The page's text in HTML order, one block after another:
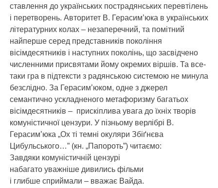
ставлення до українських пострадянських перевтілень
і перетворень. Авторитет В. Герасим’юка в українських
літературних колах – незаперечний, та помітний
найперше серед представників покоління
вісімдесятників і наступних поколінь, що засвідчено
численними присвятами йому окремих віршів. Та все-
таки гра в підтексти з радянською системою не минула
безслідно. За Герасим’юком, одне з джерел
семантично ускладненого метафоризму багатьох
вісімдесятників – прискіплива увага до їхніх творів
комуністичної цензури. У пізньому верлібрі В.
Герасим’юка „Ох ті темні окуляри Збіґнєва
Цибульського…” (кн. „Папороть”) читаємо:
Завдяки комуністичній цензурі
набагато уважніше дивились фільми
і глибше сприймали – вважає Вайда.